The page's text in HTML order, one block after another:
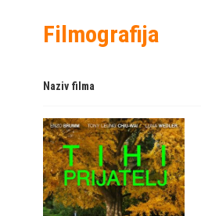
Filmografija
Naziv filma